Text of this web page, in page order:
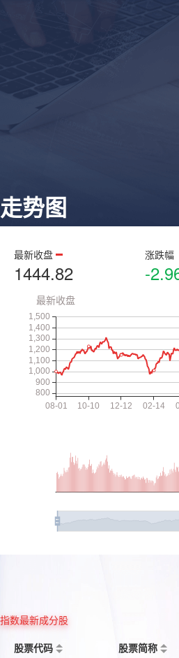
走势图
最新收盘
1444.82
涨跌幅
-
指数最新成分股
股票代码
股票简称